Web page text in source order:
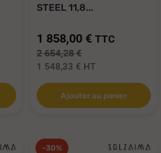
STEEL 11,8...
1 858,00 € TTC
2 654,28 €
1 548,33 € HT
Ajouter au panier
-30%